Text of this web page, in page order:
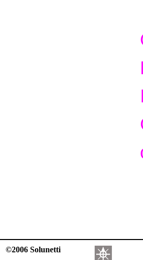
©2006 Solunetti